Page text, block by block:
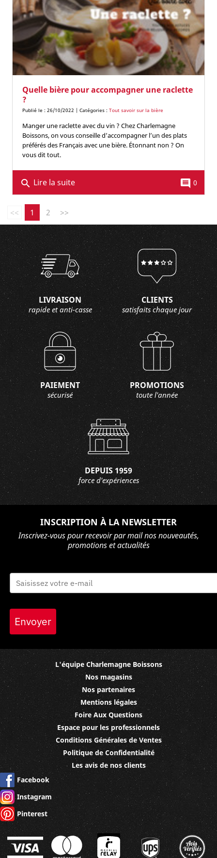
Quelle bière pour accompagner une raclette
?
Publié le : 26/10/2022 | Catégories : Tout savoir sur la bière
Manger une raclette avec du vin ? Chez Charlemagne
Boissons, on vous conseille d’accompagner l’un des plats
préférés des Français avec une bière. Étonnant non ? On
vous dit tout.
search Lire la suite comment 0
<< 1 2 >>
LIVRAISON
rapide et anti-casse
CLIENTS
satisfaits chaque jour
PAIEMENT
sécurisé
PROMOTIONS
toute l'année
DEPUIS 1959
force d'expériences
INSCRIPTION À LA NEWSLETTER
Inscrivez-vous pour recevoir par mail nos nouveautés,
promotions et actualités
Envoyer
L'équipe Charlemagne Boissons
Nos magasins
Nos partenaires
Mentions légales
Foire Aux Questions
Espace pour les professionnels
Conditions Générales de Ventes
Politique de Confidentialité
Les avis de nos clients
Facebook
Instagram
Pinterest